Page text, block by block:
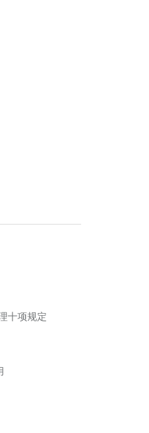
十项规定